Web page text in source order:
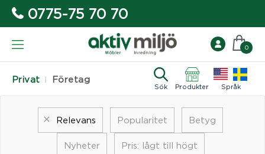
0775-75 70 70
Privat Företag
Sök Produkter Språk
0
Relevans Popularitet Betyg
Nyheter Pris: lågt till högt